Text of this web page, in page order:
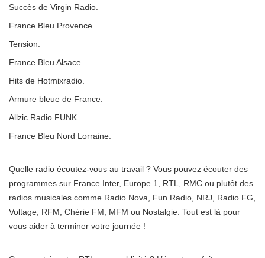
Succès de Virgin Radio.
France Bleu Provence.
Tension.
France Bleu Alsace.
Hits de Hotmixradio.
Armure bleue de France.
Allzic Radio FUNK.
France Bleu Nord Lorraine.
Quelle radio écoutez-vous au travail ? Vous pouvez écouter des
programmes sur France Inter, Europe 1, RTL, RMC ou plutôt des
radios musicales comme Radio Nova, Fun Radio, NRJ, Radio FG,
Voltage, RFM, Chérie FM, MFM ou Nostalgie. Tout est là pour
vous aider à terminer votre journée !